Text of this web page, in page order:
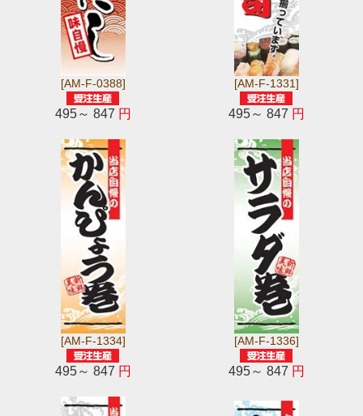
[AM-F-0388]
495～ 847 円
[AM-F-1331]
495～ 847 円
[AM-F-1334]
495～ 847 円
[AM-F-1336]
495～ 847 円